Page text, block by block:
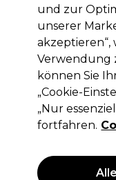
K18 Leave-in
Mask
(0)
Derzeit nicht
PREIS)
und zur
unserer
akzeptieren“,
Verwendung
können Sie
„Cookie-
„Nur
fortfahren.